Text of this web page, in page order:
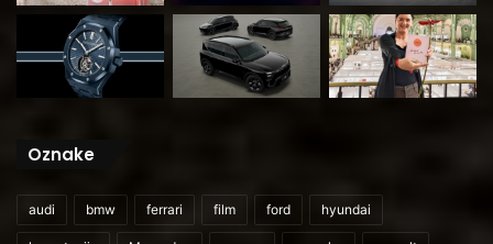
Oznake
audi bmw ferrari film ford hyundai